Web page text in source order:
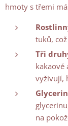
hmoty s třemi
tuků,
Tři
kakaové
vyživují,
na